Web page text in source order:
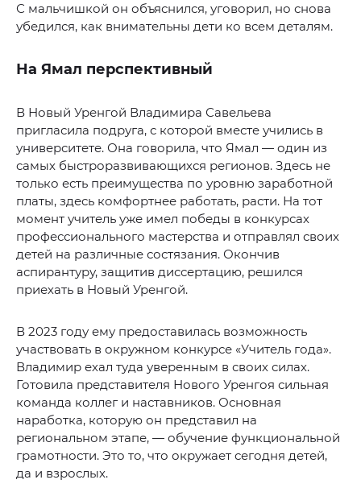
С мальчишкой он объяснился, уговорил, но снова
убедился, как внимательны дети ко всем деталям.
На Ямал перспективный
В Новый Уренгой Владимира Савельева
пригласила подруга, с которой вместе учились в
университете. Она говорила, что Ямал — один из
самых быстроразвивающихся регионов. Здесь не
только есть преимущества по уровню заработной
платы, здесь комфортнее работать, расти. На тот
момент учитель уже имел победы в конкурсах
профессионального мастерства и отправлял своих
детей на различные состязания. Окончив
аспирантуру, защитив диссертацию, решился
приехать в Новый Уренгой.
В 2023 году ему предоставилась возможность
участвовать в окружном конкурсе «Учитель года».
Владимир ехал туда уверенным в своих силах.
Готовила представителя Нового Уренгоя сильная
команда коллег и наставников. Основная
наработка, которую он представил на
региональном этапе, — обучение функциональной
грамотности. Это то, что окружает сегодня детей,
да и взрослых.